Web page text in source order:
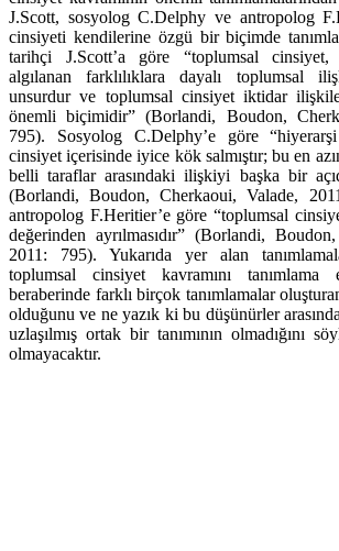
J.Scott, sosyolog C.Delphy ve antropolog
cinsiyeti kendilerine özgü bir biçimde
tarihçi J.Scott’a göre “toplumsal cinsiyet,
algılanan farklılıklara dayalı toplumsal
unsurdur ve toplumsal cinsiyet iktidar
önemli biçimidir” (Borlandi, Boudon,
795). Sosyolog C.Delphy’e göre
cinsiyet içerisinde iyice kök salmıştır; bu en
belli taraflar arasındaki ilişkiyi başka bir
(Borlandi, Boudon, Cherkaoui, Valade,
antropolog F.Heritier’e göre “toplumsal
değerinden ayrılmasıdır” (Borlandi,
2011: 795). Yukarıda yer alan
toplumsal cinsiyet kavramını
beraberinde farklı birçok tanımlamalar
olduğunu ve ne yazık ki bu düşünürler
uzlaşılmış ortak bir tanımının olmadığını
olmayacaktır.